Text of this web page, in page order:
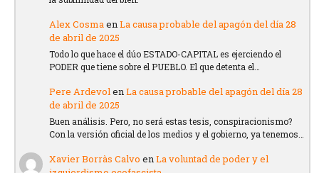
Alex CosmaenLa causa probable del apagón del día 28
de abril de 2025
Todo lo que hace el dúo ESTADO-CAPITAL es ejerciendo el
PODER que tiene sobre el PUEBLO. El que detenta el…
Pere ArdevolenLa causa probable del apagón del día 28
de abril de 2025
Buen análisis. Pero, no será estas tesis, conspiracionismo?
Con la versión oficial de los medios y el gobierno, ya tenemos…
Xavier Borràs Calvo enLa voluntad de poder y el